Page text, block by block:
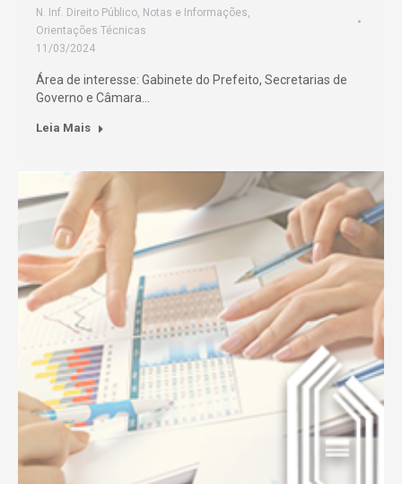
N. Inf. Direito Público, Notas e Informações,
Orientações Técnicas
11/03/2024
Área de interesse: Gabinete do Prefeito, Secretarias de
Governo e Câmara…
Leia Mais